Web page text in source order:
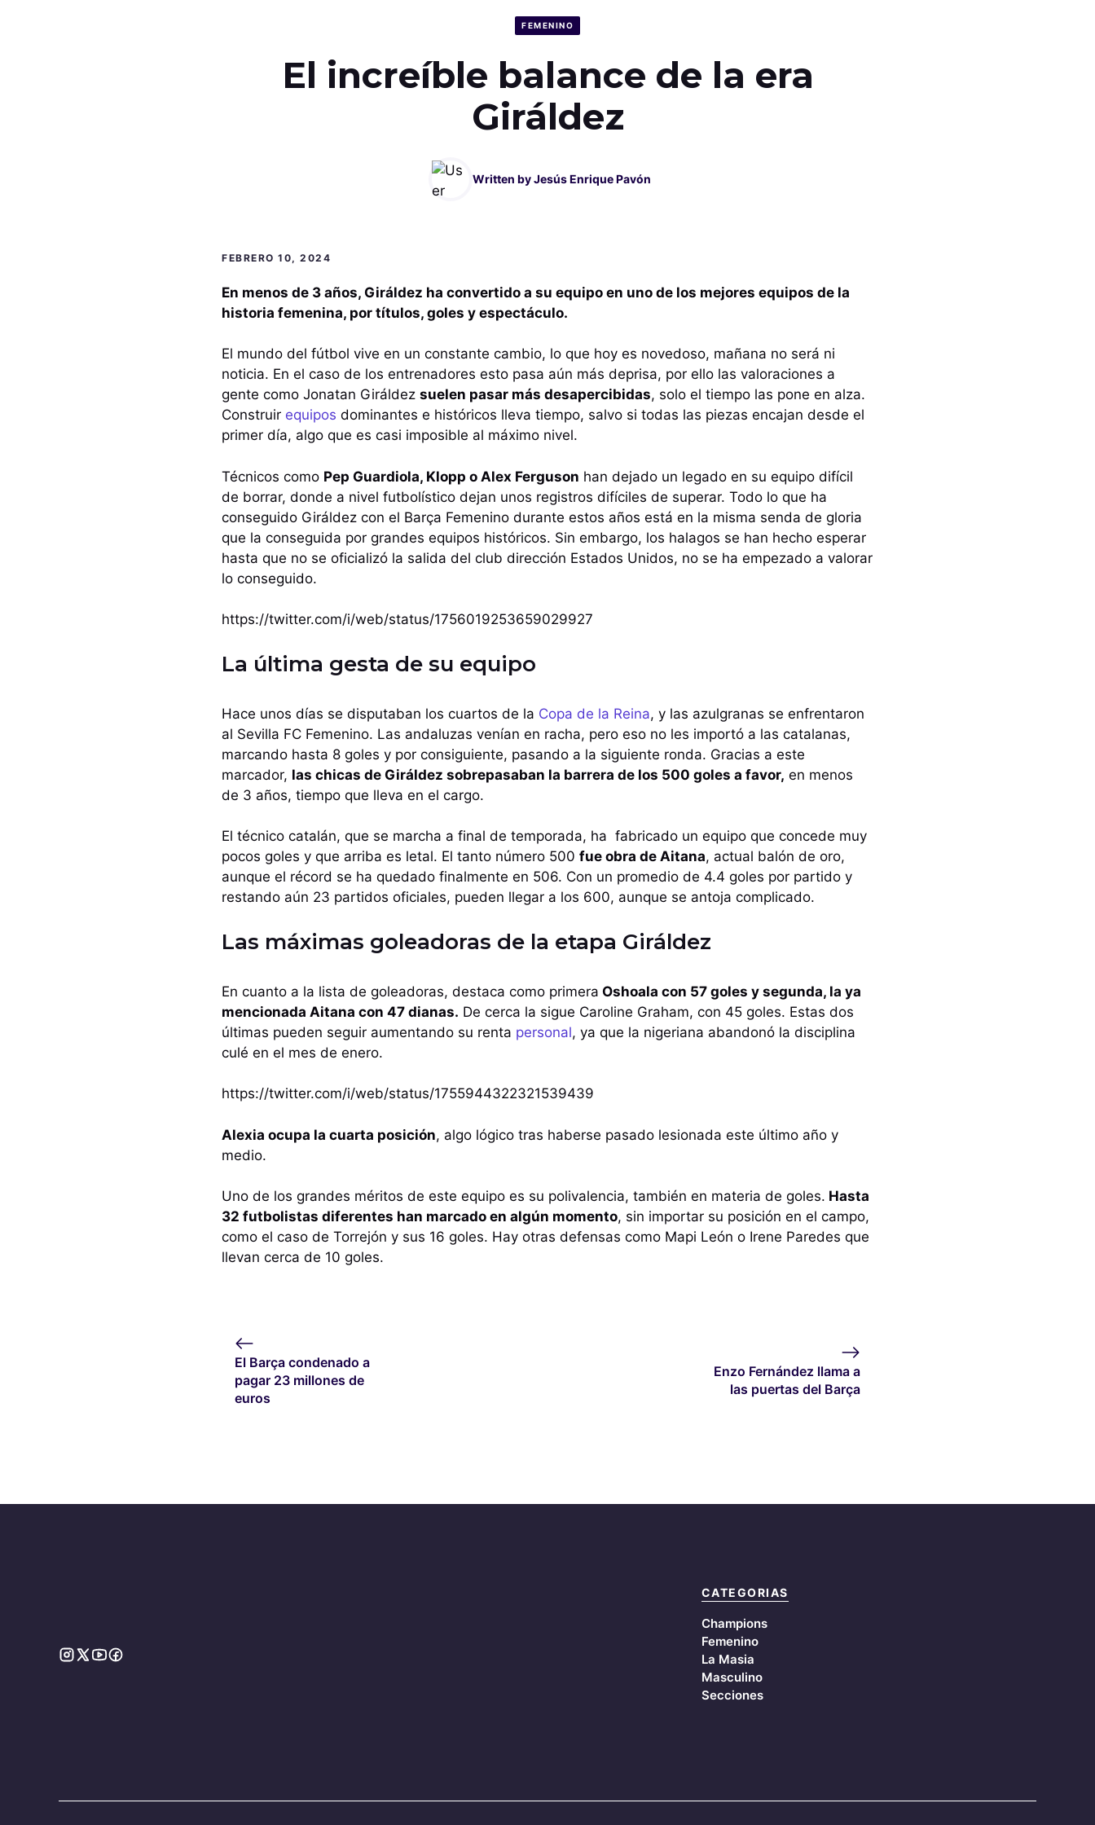
FEMENINO
El increíble balance de la era
Giráldez
Written byJesús Enrique Pavón
FEBRERO 10, 2024
En menos de 3 años, Giráldez ha convertido a su equipo en uno de los mejores equipos de la
historia femenina, por títulos, goles y espectáculo.
El mundo del fútbol vive en un constante cambio, lo que hoy es novedoso, mañana no será ni
noticia. En el caso de los entrenadores esto pasa aún más deprisa, por ello las valoraciones a
gente como Jonatan Giráldez suelen pasar más desapercibidas, solo el tiempo las pone en alza.
Construir equipos dominantes e históricos lleva tiempo, salvo si todas las piezas encajan desde el
primer día, algo que es casi imposible al máximo nivel.
Técnicos como Pep Guardiola, Klopp o Alex Ferguson han dejado un legado en su equipo difícil
de borrar, donde a nivel futbolístico dejan unos registros difíciles de superar. Todo lo que ha
conseguido Giráldez con el Barça Femenino durante estos años está en la misma senda de gloria
que la conseguida por grandes equipos históricos. Sin embargo, los halagos se han hecho esperar
hasta que no se oficializó la salida del club dirección Estados Unidos, no se ha empezado a valorar
lo conseguido.
https://twitter.com/i/web/status/1756019253659029927
La última gesta de su equipo
Hace unos días se disputaban los cuartos de la Copa de la Reina, y las azulgranas se enfrentaron
al Sevilla FC Femenino. Las andaluzas venían en racha, pero eso no les importó a las catalanas,
marcando hasta 8 goles y por consiguiente, pasando a la siguiente ronda. Gracias a este
marcador, las chicas de Giráldez sobrepasaban la barrera de los 500 goles a favor, en menos
de 3 años, tiempo que lleva en el cargo.
El técnico catalán, que se marcha a final de temporada, ha fabricado un equipo que concede muy
pocos goles y que arriba es letal. El tanto número 500 fue obra de Aitana, actual balón de oro,
aunque el récord se ha quedado finalmente en 506. Con un promedio de 4.4 goles por partido y
restando aún 23 partidos oficiales, pueden llegar a los 600, aunque se antoja complicado.
Las máximas goleadoras de la etapa Giráldez
En cuanto a la lista de goleadoras, destaca como primera Oshoala con 57 goles y segunda, la ya
mencionada Aitana con 47 dianas. De cerca la sigue Caroline Graham, con 45 goles. Estas dos
últimas pueden seguir aumentando su renta personal, ya que la nigeriana abandonó la disciplina
culé en el mes de enero.
https://twitter.com/i/web/status/1755944322321539439
Alexia ocupa la cuarta posición, algo lógico tras haberse pasado lesionada este último año y
medio.
Uno de los grandes méritos de este equipo es su polivalencia, también en materia de goles. Hasta
32 futbolistas diferentes han marcado en algún momento, sin importar su posición en el campo,
como el caso de Torrejón y sus 16 goles. Hay otras defensas como Mapi León o Irene Paredes que
llevan cerca de 10 goles.
El Barça condenado a
pagar 23 millones de
euros
Enzo Fernández llama a
las puertas del Barça
CATEGORIAS
Champions
Femenino
La Masia
Masculino
Secciones